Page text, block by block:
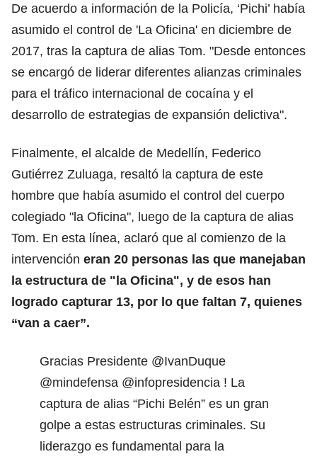
De acuerdo a información de la Policía, ‘Pichi’ había
asumido el control de 'La Oficina' en diciembre de
2017, tras la captura de alias Tom. "Desde entonces
se encargó de liderar diferentes alianzas criminales
para el tráfico internacional de cocaína y el
desarrollo de estrategias de expansión delictiva".
Finalmente, el alcalde de Medellín, Federico
Gutiérrez Zuluaga, resaltó la captura de este
hombre que había asumido el control del cuerpo
colegiado "la Oficina", luego de la captura de alias
Tom. En esta línea, aclaró que al comienzo de la
intervención eran 20 personas las que manejaban
la estructura de "la Oficina", y de esos han
logrado capturar 13, por lo que faltan 7, quienes
“van a caer”.
Gracias Presidente @IvanDuque
@mindefensa @infopresidencia ! La
captura de alias “Pichi Belén” es un gran
golpe a estas estructuras criminales. Su
liderazgo es fundamental para la